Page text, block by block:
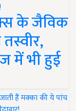
के जैविक
में भी हुई